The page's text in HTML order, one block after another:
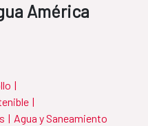
América
|
|
| Agua y Saneamiento